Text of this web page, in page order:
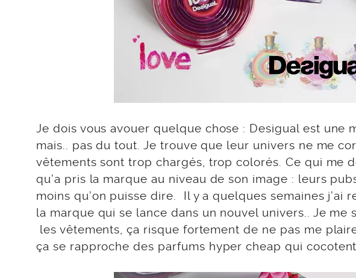
Je dois vous avouer quelque chose : Desigual est une
mais.. pas du tout. Je trouve que leur univers ne me
vêtements sont trop chargés, trop colorés. Ce qui me
qu’a pris la marque au niveau de son image : leurs
moins qu’on puisse dire. Il y a quelques semaines j’ai
la marque qui se lance dans un nouvel univers.. Je me
les vêtements, ça risque fortement de ne pas me
ça se rapproche des parfums hyper cheap qui cocotent.